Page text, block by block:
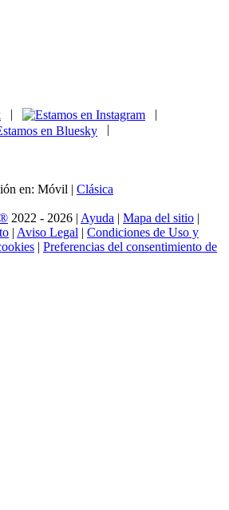
|
|
|
en: Móvil | Clásica
2022 - 2026 | Ayuda | Mapa del sitio |
| Aviso Legal | Condiciones de Uso y
| Preferencias del consentimiento de